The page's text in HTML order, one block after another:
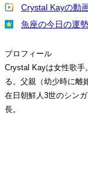
Crystal Kayの動
魚座の今日の運勢
プロフィール
Crystal Kayは女性歌手
る。父親（幼少時に離
在日朝鮮人3世のシン
長。